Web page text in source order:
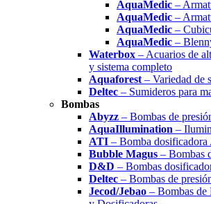
AquaMedic –
AquaMedic –
AquaMedic –
AquaMedic –
Waterbox – Acuarios de
y sistema completo
Aquaforest – Variedad de
Deltec – Sumideros para
Bombas
Abyzz – Bombas de
AquaIllumination –
ATI – Bomba dosificadora
Bubble Magus – Bombas
D&D – Bombas
Deltec – Bombas de
Jecod/Jebao – Bombas de